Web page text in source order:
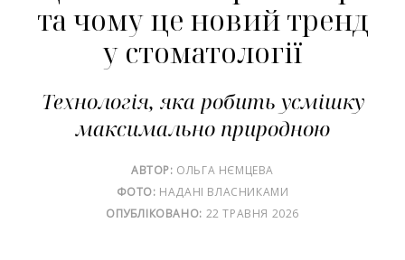
та чому це новий тренд
у стоматології
Технологія, яка робить усмішку
максимально природною
АВТОР: ОЛЬГА НЄМЦЕВА
ФОТО: НАДАНІ ВЛАСНИКАМИ
ОПУБЛІКОВАНО: 22 ТРАВНЯ 2026